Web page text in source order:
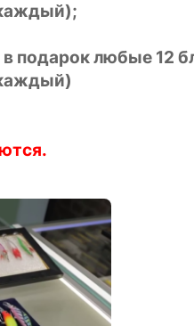
подарок любые 12